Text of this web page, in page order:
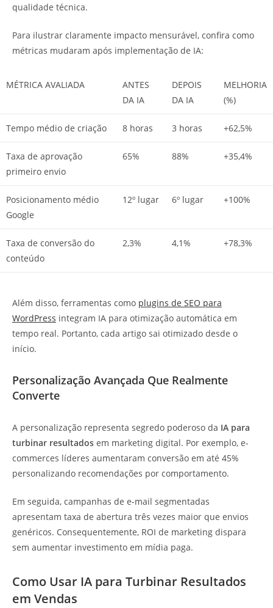
qualidade técnica.
Para ilustrar claramente impacto mensurável, confira como
métricas mudaram após implementação de IA:
MÉTRICA AVALIADA
ANTES
DA IA
DEPOIS
DA IA
MELHORIA
(%)
Tempo médio de criação 8 horas 3 horas +62,5%
Taxa de aprovação
primeiro envio
65% 88% +35,4%
Posicionamento médio
Google
12º lugar 6º lugar +100%
Taxa de conversão do
conteúdo
2,3% 4,1% +78,3%
Além disso, ferramentas como plugins de SEO para
WordPress integram IA para otimização automática em
tempo real. Portanto, cada artigo sai otimizado desde o
início.
Personalização Avançada Que Realmente
Converte
A personalização representa segredo poderoso da IA para
turbinar resultados em marketing digital. Por exemplo, e-
commerces líderes aumentaram conversão em até 45%
personalizando recomendações por comportamento.
Em seguida, campanhas de e-mail segmentadas
apresentam taxa de abertura três vezes maior que envios
genéricos. Consequentemente, ROI de marketing dispara
sem aumentar investimento em mídia paga.
Como Usar IA para Turbinar Resultados
em Vendas